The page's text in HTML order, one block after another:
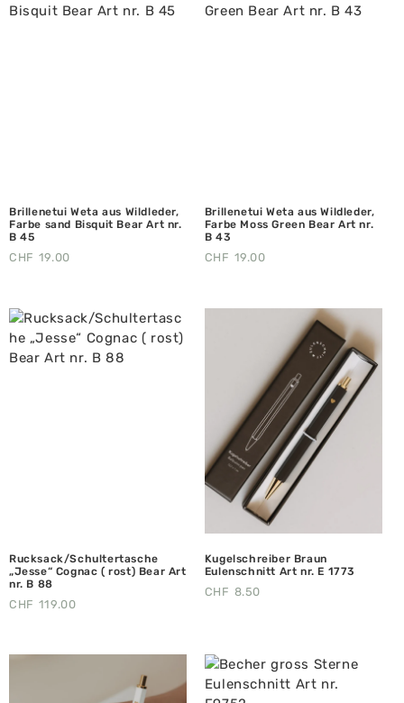
Brillenetui Weta aus Wildleder,
Farbe sand Bisquit Bear Art nr.
B 45
CHF 19.00
Brillenetui Weta aus Wildleder,
Farbe Moss Green Bear Art nr.
B 43
CHF 19.00
Rucksack/Schultertasche
„Jesse“ Cognac ( rost) Bear Art
nr. B 88
CHF 119.00
Kugelschreiber Braun
Eulenschnitt Art nr. E 1773
CHF 8.50